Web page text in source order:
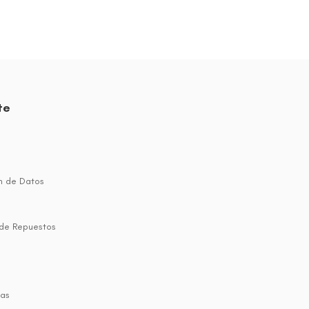
de Datos
Repuestos